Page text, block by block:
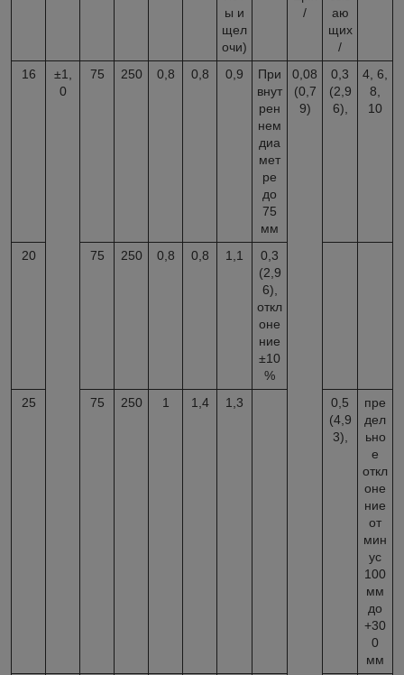
ы и
щел
очи)
/
аю
щих
/
16
±1,
0
75 250 0,8 0,8 0,9
При
внут
рен
нем
диа
мет
ре
до
75
мм
0,08
(0,7
9)
0,3
(2,9
6),
4, 6,
8,
10
20 75 250 0,8 0,8 1,1
0,3
(2,9
6),
откл
оне
ние
±10
%
25
75 250 1 1,4 1,3
0,5
(4,9
3),
пре
дел
ьно
е
откл
оне
ние
от
мин
ус
100
мм
до
+30
0
мм